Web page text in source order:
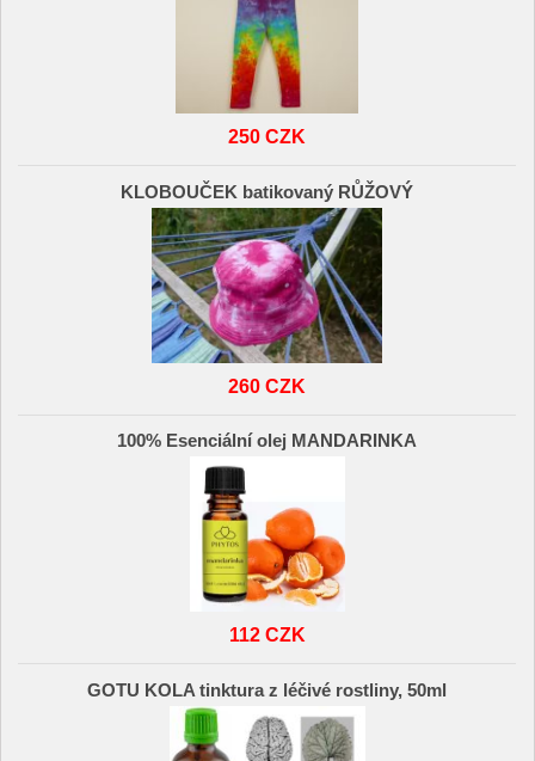
250 CZK
KLOBOUČEK batikovaný RŮŽOVÝ
260 CZK
100% Esenciální olej MANDARINKA
112 CZK
GOTU KOLA tinktura z léčivé rostliny, 50ml